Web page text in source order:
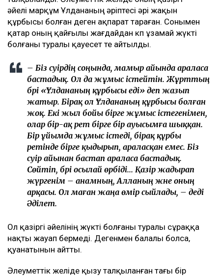
әйелі марқұм Ұлдананың әріптесі әрі жақын
құрбысы болған деген ақпарат тараған. Сонымен
қатар оның қайғылы жағдайдан көп ұзамай жүкті
болғаны туралы қауесет те айтылды.
– Біз сәуірдің соңында, мамыр айында араласа
бастадық. Ол да жұмыс істейтін. Жұрттың
бәрі «Ұлдананың құрбысы еді» деп жазып
жатыр. Бірақ ол Ұлдананың құрбысы болған
жоқ. Екі жыл бойы бірге жұмыс істегенімен,
олар бір-ақ рет бірге бір ауысымға шыққан.
Бір ұйымда жұмыс істеді, бірақ құрбы
ретінде бірге қыдырып, араласқан емес. Біз
сәуір айынан бастап араласа бастадық.
Сөйтіп, бәрі осылай өрбіді... Қазір жадырап
жүргенім – анамның, Алланың және оның
арқасы. Ол маған жаңа өмір сыйлады, – деді
Әділет.
Ол қазіргі әйелінің жүкті болғаны туралы сұраққа
нақты жауап бермеді. Дегенмен балалы болса,
қуанатынын айтты.
Әлеуметтік желіде қызу талқыланған тағы бір